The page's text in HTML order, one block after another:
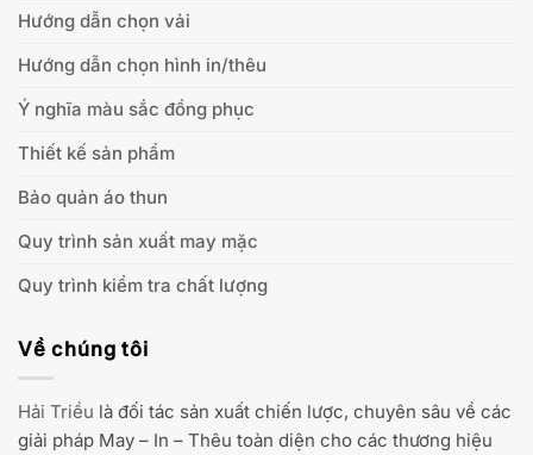
Hướng dẫn chọn vải
Hướng dẫn chọn hình in/thêu
Ý nghĩa màu sắc đồng phục
Thiết kế sản phẩm
Bảo quản áo thun
Quy trình sản xuất may mặc
Quy trình kiểm tra chất lượng
Về chúng tôi
Hải Triều là đối tác sản xuất chiến lược, chuyên sâu về các
giải pháp May – In – Thêu toàn diện cho các thương hiệu